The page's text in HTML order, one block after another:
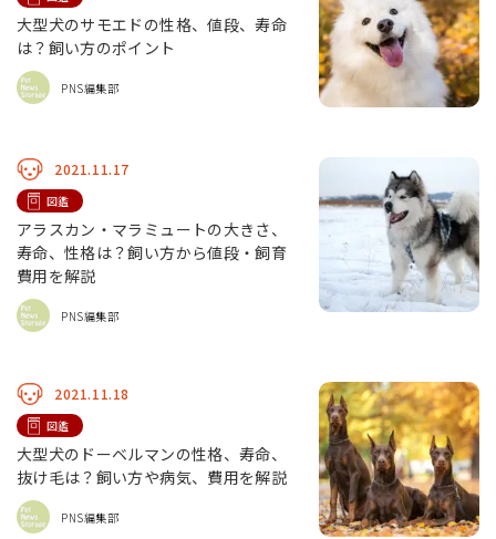
大型犬のサモエドの性格、値段、寿命
は？飼い方のポイント
PNS編集部
2021.11.17
図鑑
アラスカン・マラミュートの大きさ、
寿命、性格は？飼い方から値段・飼育
費用を解説
PNS編集部
2021.11.18
図鑑
大型犬のドーベルマンの性格、寿命、
抜け毛は？飼い方や病気、費用を解説
PNS編集部